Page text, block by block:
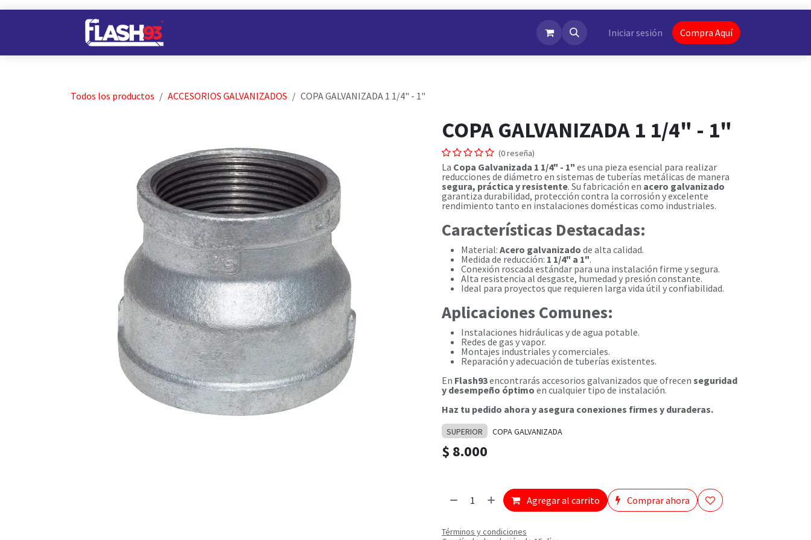
NotiFlash Iniciar sesión Compra Aquí
Todos los productos ACCESORIOS GALVANIZADOS COPA GALVANIZADA 1 1/4" - 1"
COPA GALVANIZADA 1 1/4" - 1"
(0 reseña)
La Copa Galvanizada 1 1/4" - 1" es una pieza esencial para realizar
reducciones de diámetro en sistemas de tuberías metálicas de manera
segura, práctica y resistente. Su fabricación en acero galvanizado
garantiza durabilidad, protección contra la corrosión y excelente
rendimiento tanto en instalaciones domésticas como industriales.
Características Destacadas:
Material: Acero galvanizado de alta calidad.
Medida de reducción: 1 1/4" a 1".
Conexión roscada estándar para una instalación firme y segura.
Alta resistencia al desgaste, humedad y presión constante.
Ideal para proyectos que requieren larga vida útil y confiabilidad.
Aplicaciones Comunes:
Instalaciones hidráulicas y de agua potable.
Redes de gas y vapor.
Montajes industriales y comerciales.
Reparación y adecuación de tuberías existentes.
En Flash93encontrarás accesorios galvanizados que ofrecen seguridad
y desempeño óptimo en cualquier tipo de instalación.
Haz tu pedido ahora y asegura conexiones firmes y duraderas.
SUPERIOR COPA GALVANIZADA
$ 8.000
Agregar al carrito Comprar ahora
Términos y condiciones